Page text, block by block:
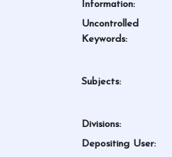
Information:
Uncontrolled
Keywords:
Subjects:
Divisions:
Depositing User: